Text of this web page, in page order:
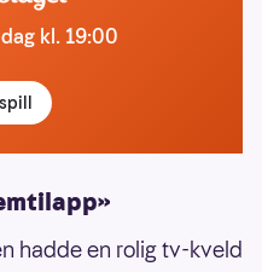
kl. 19:00
hadde en rolig tv-kveld